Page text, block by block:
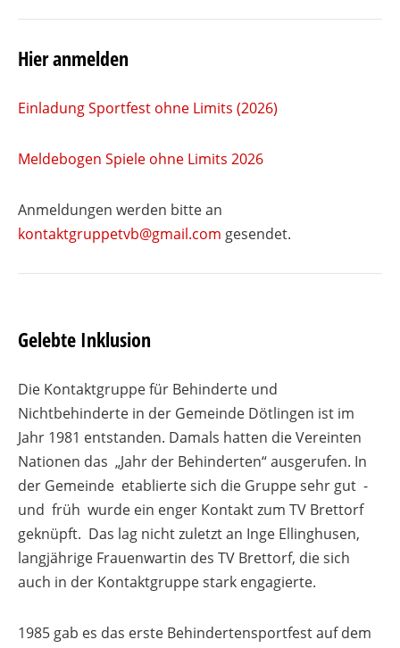
Hier anmelden
Einladung Sportfest ohne Limits (2026)
Meldebogen Spiele ohne Limits 2026
Anmeldungen werden bitte an
kontaktgruppetvb@gmail.com gesendet.
Gelebte Inklusion
Die Kontaktgruppe für Behinderte und
Nichtbehinderte in der Gemeinde Dötlingen ist im
Jahr 1981 entstanden. Damals hatten die Vereinten
Nationen das „Jahr der Behinderten“ ausgerufen. In
der Gemeinde etablierte sich die Gruppe sehr gut -
und früh wurde ein enger Kontakt zum TV Brettorf
geknüpft. Das lag nicht zuletzt an Inge Ellinghusen,
langjährige Frauenwartin des TV Brettorf, die sich
auch in der Kontaktgruppe stark engagierte.
1985 gab es das erste Behindertensportfest auf dem